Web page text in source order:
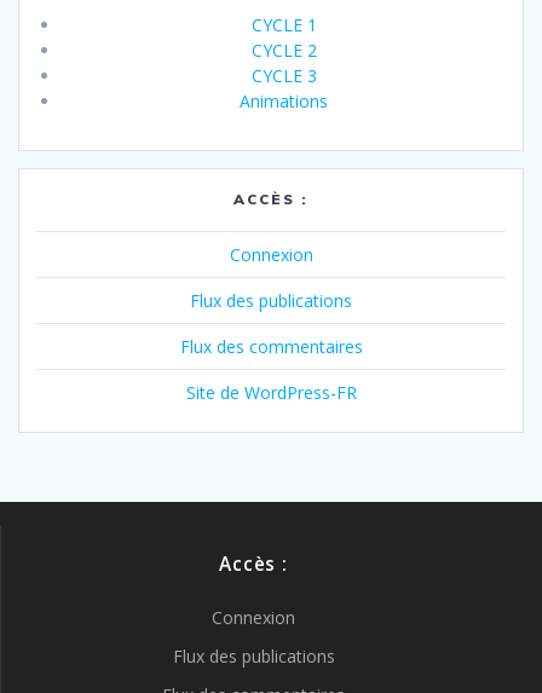
CYCLE 1
CYCLE 2
CYCLE 3
Animations
ACCÈS :
Connexion
Flux des publications
Flux des commentaires
Site de WordPress-FR
Accès :
Connexion
Flux des publications